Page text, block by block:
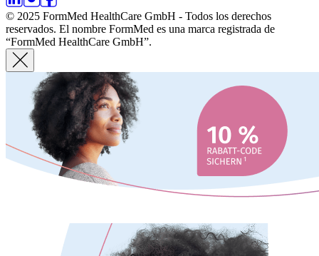
© 2025 FormMed HealthCare GmbH - Todos los derechos
reservados. El nombre FormMed es una marca registrada de
“FormMed HealthCare GmbH”.